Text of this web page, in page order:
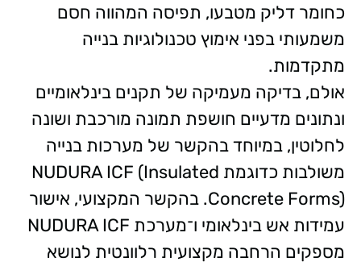
כחומר דליק מטבעו, תפיסה המהווה חסם
משמעותי בפני אימוץ טכנולוגיות בנייה
מתקדמות.
אולם, בדיקה מעמיקה של תקנים בינלאומיים
ונתונים מדעיים חושפת תמונה מורכבת ושונה
לחלוטין, במיוחד בהקשר של מערכות בנייה
משולבות כדוגמת NUDURA ICF (Insulated
Concrete Forms). בהקשר המקצועי, אישור
עמידות אש בינלאומי ו־מערכת NUDURA ICF
מספקים הרחבה מקצועית רלוונטית לנושא